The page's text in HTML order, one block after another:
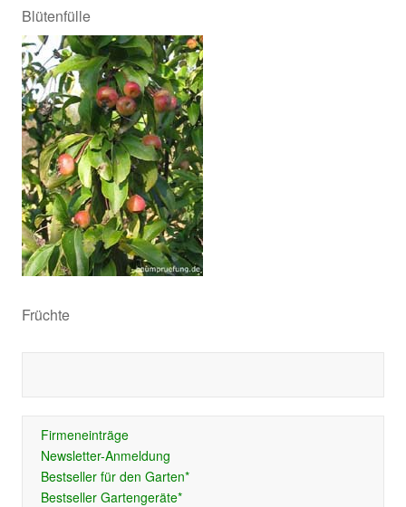
Blütenfülle
Früchte
Firmeneinträge
Newsletter-Anmeldung
Bestseller für den Garten*
Bestseller Gartengeräte*